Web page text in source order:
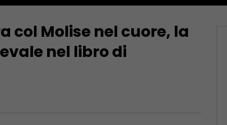
Guarda Dopo
di Isernia
col Molise nel cuore, la
nel libro di